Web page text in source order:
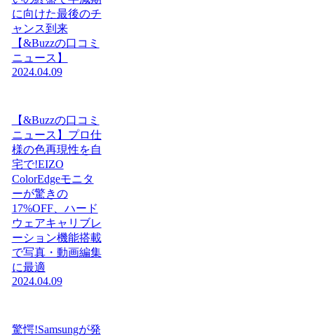
に向けた最後のチ
ャンス到来
【&Buzzの口コミ
ニュース】
2024.04.09
【&Buzzの口コミ
ニュース】プロ仕
様の色再現性を自
宅で!EIZO
ColorEdgeモニタ
ーが驚きの
17%OFF、ハード
ウェアキャリブレ
ーション機能搭載
で写真・動画編集
に最適
2024.04.09
驚愕!Samsungが発